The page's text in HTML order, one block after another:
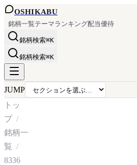
OSHIKABU
銘柄一覧テーマランキング配当優待
銘柄検索⌘K
銘柄検索⌘K
JUMP
トッ
プ
銘柄一
覧
8336